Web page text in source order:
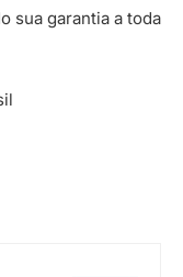
sua garantia a toda